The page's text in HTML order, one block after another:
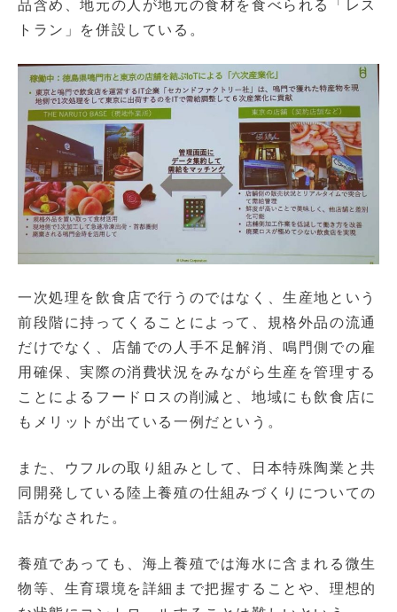
品含め、地元の人が地元の食材を食べられる「レス
トラン」を併設している。
一次処理を飲食店で行うのではなく、生産地という
前段階に持ってくることによって、規格外品の流通
だけでなく、店舗での人手不足解消、鳴門側での雇
用確保、実際の消費状況をみながら生産を管理する
ことによるフードロスの削減と、地域にも飲食店に
もメリットが出ている一例だという。
また、ウフルの取り組みとして、日本特殊陶業と共
同開発している陸上養殖の仕組みづくりについての
話がなされた。
養殖であっても、海上養殖では海水に含まれる微生
物等、生育環境を詳細まで把握することや、理想的